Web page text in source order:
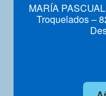
MARÍA
Troquelados –